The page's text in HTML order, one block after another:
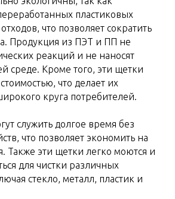
пластиковых
что позволяет сократить
Продукция из ПЭТ и ПП не
реакций и не наносят
среде. Кроме того, эти щетки
что делает их
круга потребителей.
служить долгое время без
что позволяет экономить на
Также эти щетки легко моются и
для чистки различных
стекло, металл, пластик и